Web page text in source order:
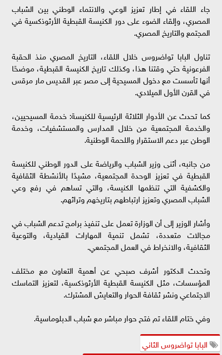
جاء اللقاء في إطار تعزيز الوعي والانتماء الوطني بين الشباب
المصري، وإلقاء الضوء على دور الكنيسة القبطية الأرثوذكسية في
المجتمع والتاريخ المصري.
تناول البابا تواضروس خلال اللقاء، التاريخ المصري منذ الحقبة
الفرعونية حتي وقتنا هذا، وكذلك تاريخ الكنيسة القبطية، موضحًا
أنها تأسست مع دخول المسيحية إلى مصر عبر القديس مار مرقس
في القرن الأول الميلادي.
كما تحدث عن الأدوار الثلاثة الرئيسية للكنيسة: خدمة المسيحيين،
والخدمة المجتمعية من خلال المدارس والمستشفيات، وخدمة
الوطن عبر دعم الاستقرار واللحمة الوطنية.
من جانبه، أثنى وزير الشباب والرياضة على الدور الوطني للكنيسة
القبطية في تعزيز الوحدة المجتمعية، مشيدًا بالأنشطة الثقافية
والكشفية التي تنظمها الكنيسة، والتي تساهم في رفع وعي
الشباب المصري وتعزيز ارتباطهم بتاريخهم وتراثهم.
وأشار الوزير إلى أن الوزارة تعمل على تنفيذ برامج تدعم الشباب في
مجالات متعددة، تشمل تنمية المهارات القيادية، والتوعية
الثقافية، والانخراط في العمل المجتمعي.
وتحدث الدكتور أشرف صبحي عن أهمية التعاون مع مختلف
المؤسسات، مثل الكنيسة القبطية الأرثوذكسية، لتعزيز التماسك
الاجتماعي ونشر ثقافة الحوار والتعايش المشترك.
وفي ختام اللقاء تم فتح حوار مباشر مع شباب الدبلوماسية.
البابا تواضروس الثاني